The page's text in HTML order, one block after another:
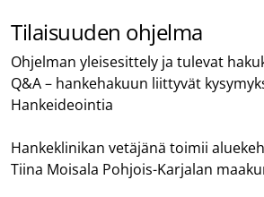
Tilaisuuden ohjelma
Ohjelman yleisesittely ja tulevat
Q&A – hankehakuun liittyvät
Hankeideointia
Hankeklinikan vetäjänä toimii
Tiina Moisala Pohjois-Karjalan